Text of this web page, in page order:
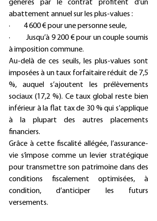
générés par le contrat profitent d’un
abattement annuel sur les plus-values :
·         4 600 € pour une personne seule,
·         Jusqu’à 9 200 € pour un couple soumis
à imposition commune.
Au-delà de ces seuils, les plus-values sont
imposées à un taux forfaitaire réduit de 7,5
%, auquel s’ajoutent les prélèvements
sociaux (17,2 %). Ce taux global reste bien
inférieur à la flat tax de 30 % qui s’applique
à la plupart des autres placements
financiers.
Grâce à cette fiscalité allégée, l’assurance-
vie s’impose comme un levier stratégique
pour transmettre son patrimoine dans des
conditions fiscalement optimisées, à
condition, d’anticiper les futurs
versements.